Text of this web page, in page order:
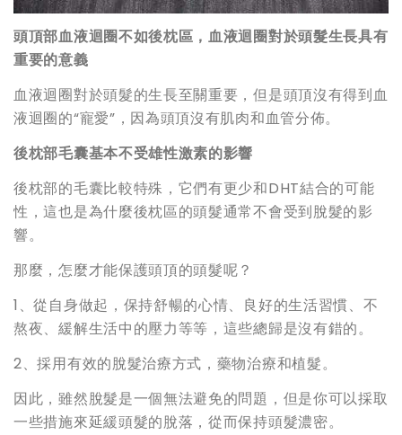
頭頂部血液迴圈不如後枕區，血液迴圈對於頭髮生長具有
重要的意義
血液迴圈對於頭髮的生長至關重要，但是頭頂沒有得到血
液迴圈的“寵愛”，因為頭頂沒有肌肉和血管分佈。
後枕部毛囊基本不受雄性激素的影響
後枕部的毛囊比較特殊，它們有更少和DHT結合的可能
性，這也是為什麼後枕區的頭髮通常不會受到脫髮的影
響。
那麼，怎麼才能保護頭頂的頭髮呢？
1、從自身做起，保持舒暢的心情、良好的生活習慣、不
熬夜、緩解生活中的壓力等等，這些總歸是沒有錯的。
2、採用有效的脫髮治療方式，藥物治療和植髮。
因此，雖然脫髮是一個無法避免的問題，但是你可以採取
一些措施來延緩頭髮的脫落，從而保持頭髮濃密。